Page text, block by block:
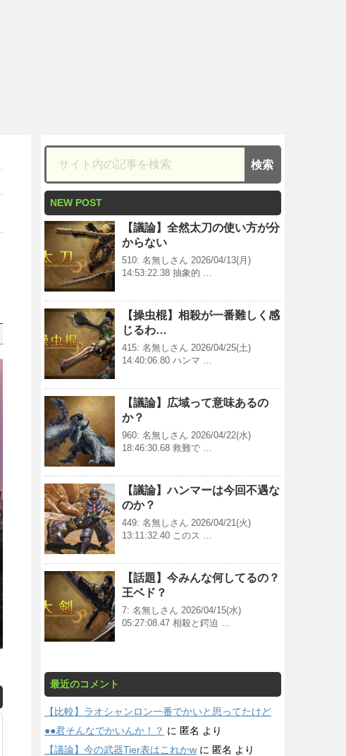
NEW POST
【議論】全然太刀の使い方が分
からない
510: 名無しさん 2026/04/13(月)
14:53:22.38 抽象的 …
【操虫棍】相殺が一番難しく感
じるわ…
415: 名無しさん 2026/04/25(土)
14:40:06.80 ハンマ …
【議論】広域って意味あるの
か？
960: 名無しさん 2026/04/22(水)
18:46:30.68 救難で …
【議論】ハンマーは今回不遇な
のか？
449: 名無しさん 2026/04/21(火)
13:11:32.40 このス …
【話題】今みんな何してるの？
王ベド？
7: 名無しさん 2026/04/15(水)
05:27:08.47 相殺と鍔迫 …
最近のコメント
【比較】ラオシャンロン一番でかいと思ってたけど
●●君そんなでかいんか！？ に 匿名 より
【議論】今の武器Tier表はこれかw に 匿名 より